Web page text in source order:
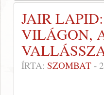
JAIR
VILÁGON,
ÍRTA: SZOMBAT -